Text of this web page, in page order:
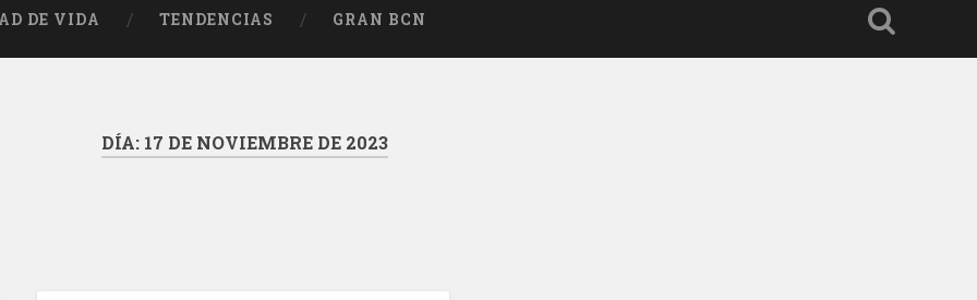
DE VIDA TENDENCIAS GRAN BCN
DÍA: 17 DE NOVIEMBRE DE 2023